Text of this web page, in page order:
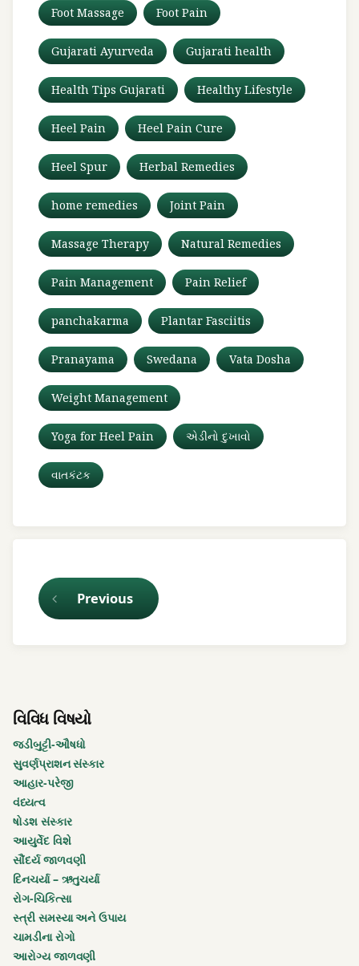
Foot Massage Foot Pain
Gujarati Ayurveda Gujarati health
Health Tips Gujarati Healthy Lifestyle
Heel Pain Heel Pain Cure
Heel Spur Herbal Remedies
home remedies Joint Pain
Massage Therapy Natural Remedies
Pain Management Pain Relief
panchakarma Plantar Fasciitis
Pranayama Swedana Vata Dosha
Weight Management
Yoga for Heel Pain એડીનો દુખાવો
વાતકંટક
Keep Reading
Previous
વિવિધ વિષયો
જડીબુટ્ટી-ઔષધો
સુવર્ણપ્રાશન સંસ્કાર
આહાર-પરેજી
વંધ્યત્વ
ષોડશ સંસ્કાર
આયુર્વેદ વિશે
સૌંદર્ય જાળવણી
દિનચર્યા – ઋતુચર્યા
રોગ-ચિકિત્સા
સ્ત્રી સમસ્યા અને ઉપાય
ચામડીના રોગો
આરોગ્ય જાળવણી